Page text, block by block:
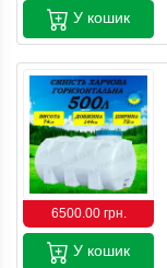
У кошик
6500.00 грн.
У кошик